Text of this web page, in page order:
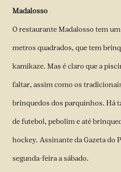
Madalosso
O restaurante Madalosso tem
metros quadrados, que tem
kamikaze. Mas é claro que a
faltar, assim como os
brinquedos dos parquinhos. Há
de futebol, pebolim e até
hockey. Assinante da Gazeta do
segunda-feira a sábado.